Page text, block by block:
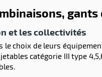
et les collectivités
choix de leurs
catégorie III type